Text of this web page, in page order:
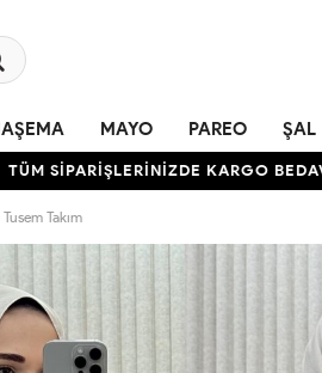
MAYO PAREO ŞAL
SİPARİŞLERİNİZDE KARGO BEDAVA!
Tusem Takım